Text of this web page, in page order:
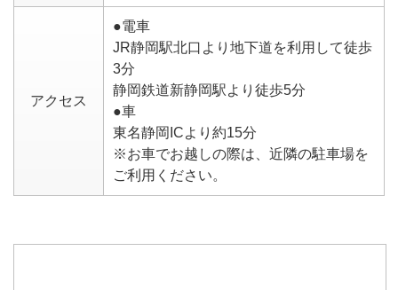
アクセス
●電車
JR静岡駅北口より地下道を利用して徒歩
3分
静岡鉄道新静岡駅より徒歩5分
●車
東名静岡ICより約15分
※お車でお越しの際は、近隣の駐車場を
ご利用ください。